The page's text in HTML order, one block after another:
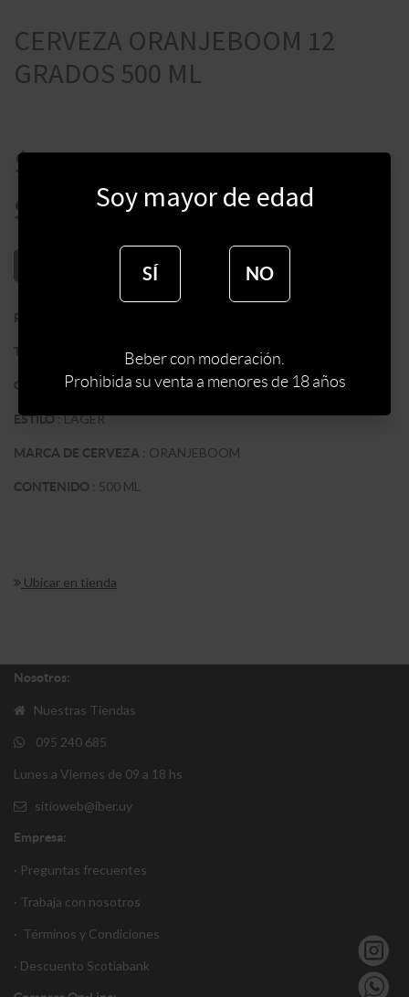
CERVEZA ORANJEBOOM 12
GRADOS 500 ML
$135
$
AÑADIR AL CARRITO
PAIS
TIPO DE CERVEZA :IMPORTADA
COLOR RUBIA
ESTILO:LAGER
MARCA DE CERVEZA : ORANJEBOOM
CONTENIDO : 500 ML
Ubicar en tienda
Nosotros:
Nuestras Tiendas
095 240 685
Lunes a Viernes de 09 a 18 hs
sitioweb@iber.uy
Empresa:
· Preguntas frecuentes
· Trabaja con nosotros
· Términos y Condiciones
· Descuento Scotiabank
Soy mayor de edad
SÍ NO
Beber con moderación.
Prohibida su venta a menores de 18 años